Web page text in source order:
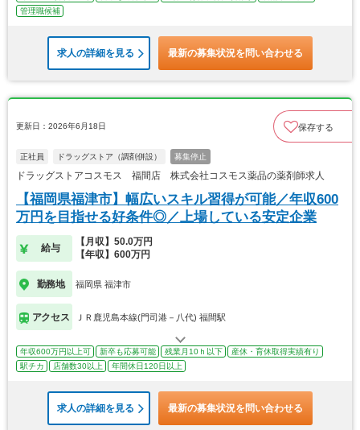
管理職候補
求人の詳細を見る 最新の募集状況を問い合わせる
更新日：2026年6月18日 保存する
正社員 ドラッグストア（調剤併設） 募集停止
ドラッグストアコスモス 福間店 株式会社コスモス薬品の薬剤師求人
【福岡県福津市】幅広いスキル習得が可能／年収600
万円を目指せる好条件◎／上場している安定企業
給与
【月収】50.0万円
【年収】600万円
勤務地 福岡県 福津市
アクセス ＪＲ鹿児島本線(門司港－八代) 福間駅
年収600万円以上可 新卒も応募可能 残業月10ｈ以下
産休・育休取得実績有り
駅チカ
店舗数30以上 年間休日120日以上
求人の詳細を見る 最新の募集状況を問い合わせる